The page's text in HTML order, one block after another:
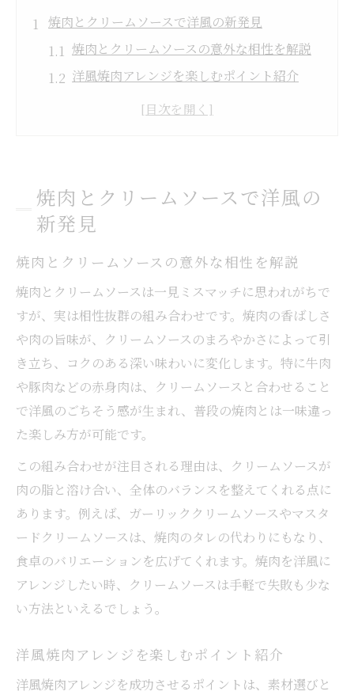
焼肉とクリームソースで洋風の新発見
焼肉とクリームソースの意外な相性を解説
洋風焼肉アレンジを楽しむポイント紹介
焼肉をクリームソースで新鮮に味わうコツ
焼肉に合う牛乳クリームソースの作り方
牛乳で簡単に作れる焼肉クリームレシピ
焼肉と牛乳のクリームソース活用術
牛乳ベースの焼肉ソースで洋風に変身
焼肉が際立つ牛乳クリームソースのコツ
余った焼肉用肉のクリームアレンジ術
余った焼肉もクリームソースで絶品に変身
焼肉の残り肉で作る簡単クリームアレンジ
焼肉用肉を活用したクリームソースレシピ
まろやかガーリッククリームソースと焼肉の相
性
焼肉とガーリッククリームソースの絶妙な
調和
方
焼肉を引き立てるガーリッククリームの工
焼肉とクリームソースで洋風の
新発見
焼肉とクリームソースの意外な相性を解説
焼肉とクリームソースは一見ミスマッチに思われがちで
すが、実は相性抜群の組み合わせです。焼肉の香ばしさ
や肉の旨味が、クリームソースのまろやかさによって引
き立ち、コクのある深い味わいに変化します。特に牛肉
や豚肉などの赤身肉は、クリームソースと合わせること
で洋風のごちそう感が生まれ、普段の焼肉とは一味違っ
た楽しみ方が可能です。
この組み合わせが注目される理由は、クリームソースが
肉の脂と溶け合い、全体のバランスを整えてくれる点に
あります。例えば、ガーリッククリームソースやマスタ
ードクリームソースは、焼肉のタレの代わりにもなり、
食卓のバリエーションを広げてくれます。焼肉を洋風に
アレンジしたい時、クリームソースは手軽で失敗も少な
い方法といえるでしょう。
洋風焼肉アレンジを楽しむポイント紹介
洋風焼肉アレンジを成功させるポイントは、素材選びと